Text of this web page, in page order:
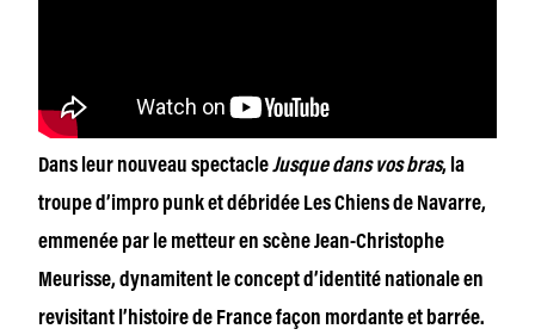
Dans leur nouveau spectacleJusque dans vos bras, la
troupe d’impro punk et débridée Les Chiens de Navarre,
emmenée par le metteur en scène Jean-Christophe
Meurisse, dynamitent le concept d’identité nationale en
revisitant l’histoire de France façon mordante et barrée.